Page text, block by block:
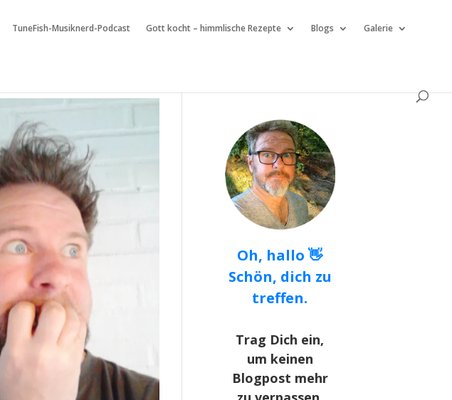
TuneFish-Musiknerd-Podcast Gott kocht – himmlische Rezepte Blogs Galerie
Oh, hallo 👋
Schön, dich zu
treffen.
Trag Dich ein,
um keinen
Blogpost mehr